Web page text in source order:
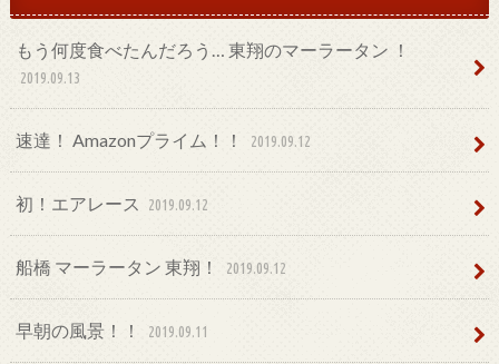
もう何度食べたんだろう… 東翔のマーラータン ！
2019.09.13
速達！ Amazonプライム！！ 2019.09.12
初！エアレース 2019.09.12
船橋 マーラータン 東翔！ 2019.09.12
早朝の風景！！ 2019.09.11